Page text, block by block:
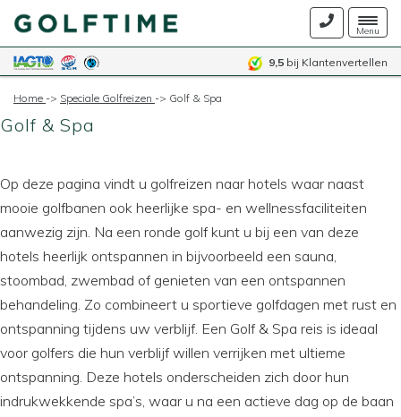
Menu
9,5 bij Klantenvertellen
Home -> Speciale Golfreizen -> Golf & Spa
Golf & Spa
Op deze pagina vindt u golfreizen naar hotels waar naast
mooie golfbanen ook heerlijke spa- en wellnessfaciliteiten
aanwezig zijn. Na een ronde golf kunt u bij een van deze
hotels heerlijk ontspannen in bijvoorbeeld een sauna,
stoombad, zwembad of genieten van een ontspannen
behandeling. Zo combineert u sportieve golfdagen met rust en
ontspanning tijdens uw verblijf. Een Golf & Spa reis is ideaal
voor golfers die hun verblijf willen verrijken met ultieme
ontspanning. Deze hotels onderscheiden zich door hun
indrukwekkende spa’s, waar u na een actieve dag op de baan